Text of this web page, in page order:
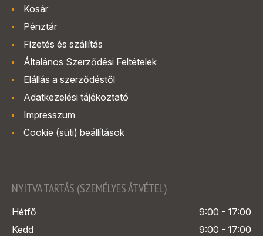
Kosár
Pénztár
Fizetés és szállítás
Általános Szerződési Feltételek
Elállás a szerződéstől
Adatkezelési tájékoztató
Impresszum
Cookie (süti) beállítások
NYITVA TARTÁS (SZEMÉLYES ÁTVÉTEL)
Hétfő
9:00 - 17:00
Kedd
9:00 - 17:00